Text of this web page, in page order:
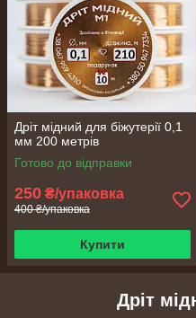
Дріт мідний для біжутерії 0,1
мм 200 метрів
Готово до відправки
250 ₴/упаковка
400 ₴/упаковка
Купити
Дріт